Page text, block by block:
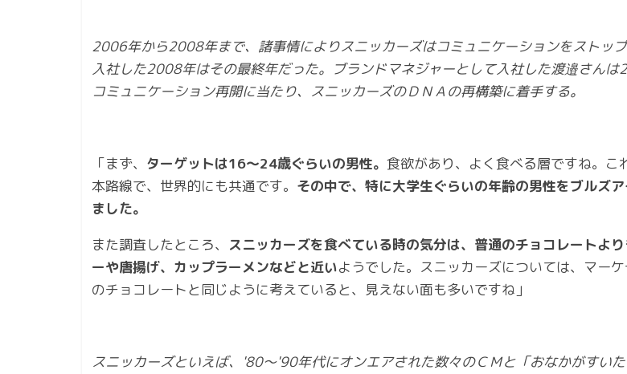
2006年から2008年まで、諸事情によりスニッカーズはコミュニケーションをストッ
入社した2008年はその最終年だった。ブランドマネジャーとして入社した渡邉さん
コミュニケーション再開に当たり、スニッカーズのＤＮＡの再構築に着手する。
「まず、 ターゲットは16～24歳ぐらいの男性。 食欲があり、よく食べる層ですね。こ
本路線で、世界的にも共通です。 その中で、特に大学生ぐらいの年齢の男性をブルズ
ました。
また調査したところ、 スニッカーズを食べている時の気分は、普通のチョコレートよ
ーや唐揚げ、カップラーメンなどと近いようでした。スニッカーズについては、マー
のチョコレートと同じように考えていると、見えない面も多いですね」
スニッカーズといえば、'80～'90年代にオンエアされた数々のＣＭと「おなかがすい